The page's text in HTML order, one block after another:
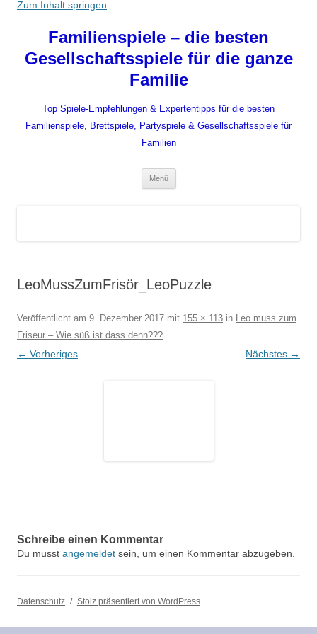
Zum Inhalt springen
Familienspiele – die besten
Gesellschaftsspiele für die ganze
Familie
Top Spiele-Empfehlungen & Expertentipps für die besten
Familienspiele, Brettspiele, Partyspiele & Gesellschaftsspiele für
Familien
Menü
LeoMussZumFrisör_LeoPuzzle
Veröffentlicht am 9. Dezember 2017 mit 155 × 113 in Leo muss zum
Friseur – Wie süß ist dass denn???.
← Vorheriges Nächstes →
Schreibe einen Kommentar
Du musst angemeldet sein, um einen Kommentar abzugeben.
Datenschutz Stolz präsentiert von WordPress